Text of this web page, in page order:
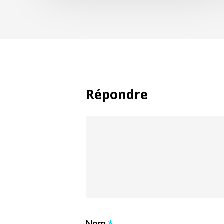
Répondre